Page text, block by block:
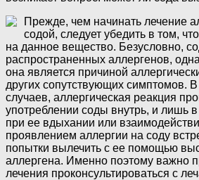
Прежде, чем начинать лечение
содой, следует убедить в том,
на данное вещество. Безусловно,
распространенных аллергенов,
она является причиной
других сопутствующих симптомов.
случаев, аллергическая реакция
употреблении соды внутрь, и лишь
при ее вдыхании или
проявлением аллергии на соду
попытки вылечить с ее помощью
аллергена. Именно поэтому важно
лечения проконсультироваться с